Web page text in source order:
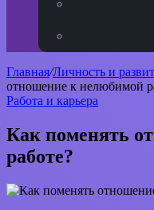
Главная/Личность и
отношение к нелюбимой
Работа и карьера
Как поменять
работе?